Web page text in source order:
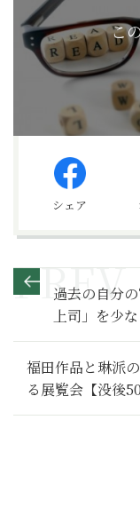
こ
シェア
過去の自分
上司」を少
線】
福田作品と琳派
る展覧会【没後